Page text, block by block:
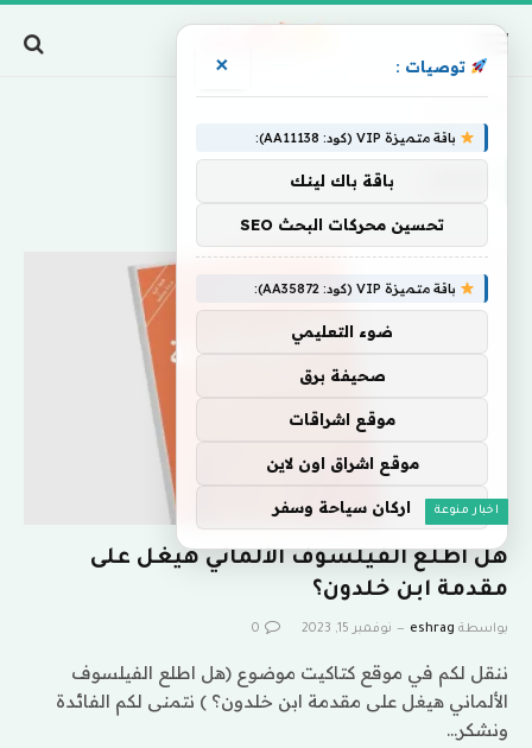
اخبار منوعة
هل اطلع الفيلسوف الألماني هيغل على
مقدمة ابن خلدون؟
بواسطة eshrag نوفمبر 15, 2023 0
ننقل لكم في موقع كتاكيت موضوع (هل اطلع الفيلسوف
الألماني هيغل على مقدمة ابن خلدون؟ ) نتمنى لكم الفائدة
ونشكر…
توصيات : ×
باقة متميزة VIP (كود: AA11138):
باقة باك لينك
تحسين محركات البحث SEO
باقة متميزة VIP (كود: AA35872):
ضوء التعليمي
صحيفة برق
موقع اشراقات
موقع اشراق اون لاين
اركان سياحة وسفر